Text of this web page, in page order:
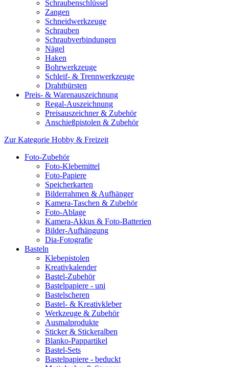
Schraubenschlüssel
Zangen
Schneidwerkzeuge
Schrauben
Schraubverbindungen
Nägel
Haken
Bohrwerkzeuge
Schleif- & Trennwerkzeuge
Drahtbürsten
Preis- & Warenauszeichnung
Regal-Auszeichnung
Preisauszeichner & Zubehör
Anschießpistolen & Zubehör
Zur Kategorie Hobby & Freizeit
Foto-Zubehör
Foto-Klebemittel
Foto-Papiere
Speicherkarten
Bilderrahmen & Aufhänger
Kamera-Taschen & Zubehör
Foto-Ablage
Kamera-Akkus & Foto-Batterien
Bilder-Aufhängung
Dia-Fotografie
Basteln
Klebepistolen
Kreativkalender
Bastel-Zubehör
Bastelpapiere - uni
Bastelscheren
Bastel- & Kreativkleber
Werkzeuge & Zubehör
Ausmalprodukte
Sticker & Stickeralben
Blanko-Pappartikel
Bastel-Sets
Bastelpapiere - beduckt